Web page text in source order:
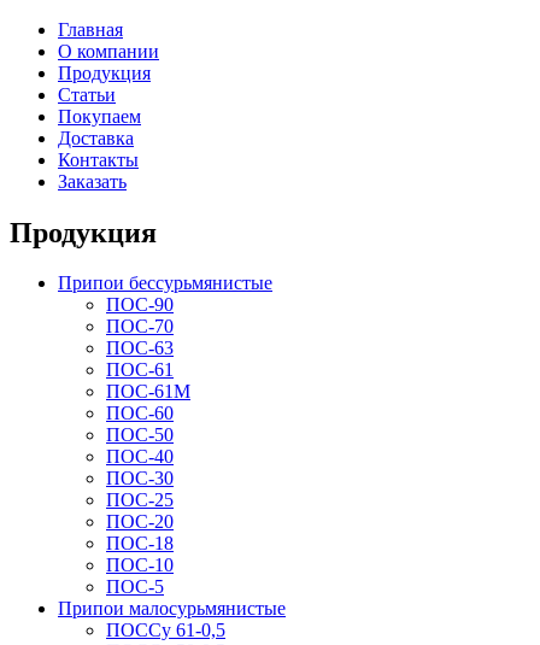
Главная
О компании
Продукция
Статьи
Покупаем
Доставка
Контакты
Заказать
Продукция
Припои бессурьмянистые
ПОС-90
ПОС-70
ПОС-63
ПОС-61
ПОС-61M
ПОС-60
ПОС-50
ПОС-40
ПОС-30
ПОС-25
ПОС-20
ПОС-18
ПОС-10
ПОС-5
Припои малосурьмянистые
ПОССу 61-0,5